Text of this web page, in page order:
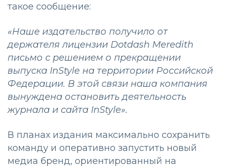
такое сообщение:
«Наше издательство получило от
держателя лицензии Dotdash Meredith
письмо с решением о прекращении
выпуска InStyle на территории Российской
Федерации. В этой связи наша компания
вынуждена остановить деятельность
журнала и сайта InStyle».
В планах издания максимально сохранить
команду и оперативно запустить новый
медиа бренд, ориентированный на